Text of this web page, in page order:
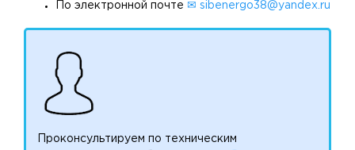
По электронной почте ✉ sibenergo38@yandex.ru
Проконсультируем по техническим